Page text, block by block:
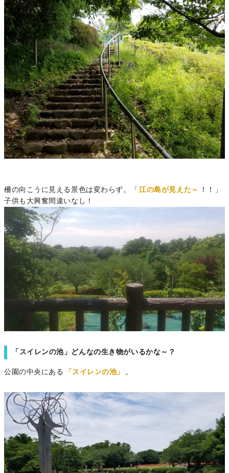
柵の向こうに見える景色は変わらず。「 江の島が見えた～
！！」
子供も大興奮間違いなし！
「スイレンの池」どんなの生き物がいるかな～？
公園の中央にある 「スイレンの池」 。